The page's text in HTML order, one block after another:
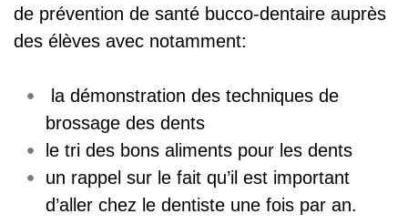
de prévention de santé bucco-dentaire auprès
des élèves avec notamment:
la démonstration des techniques de
brossage des dents
le tri des bons aliments pour les dents
un rappel sur le fait qu’il est important
d’aller chez le dentiste une fois par an.